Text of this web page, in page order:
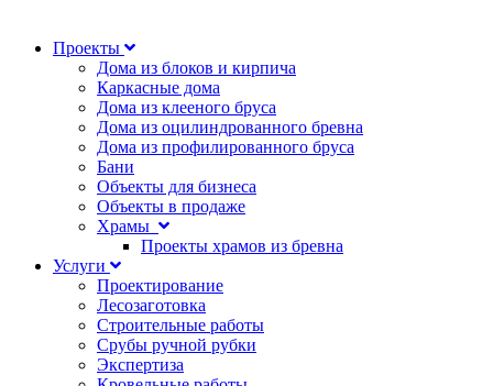
Проекты
Дома из блоков и кирпича
Каркасные дома
Дома из клееного бруса
Дома из оцилиндрованного бревна
Дома из профилированного бруса
Бани
Объекты для бизнеса
Объекты в продаже
Храмы
Проекты храмов из бревна
Услуги
Проектирование
Лесозаготовка
Строительные работы
Срубы ручной рубки
Экспертиза